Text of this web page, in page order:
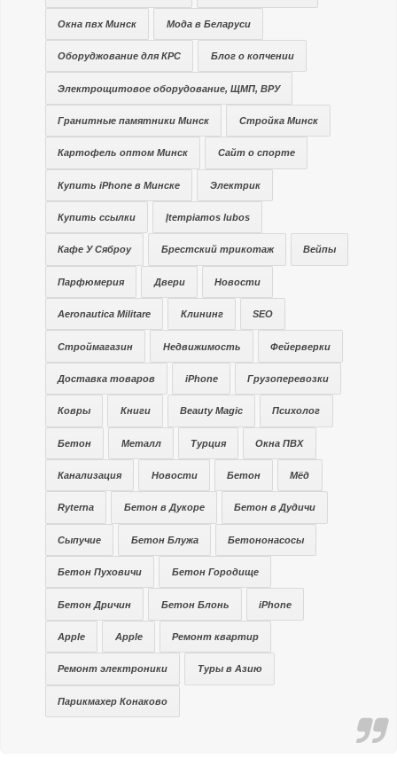
Окна пвх Минск Мода в Беларуси
Оборуджование для КРС Блог о копчении
Электрощитовое оборудование, ЩМП, ВРУ
Гранитные памятники Минск Стройка Минск
Картофель оптом Минск Сайт о спорте
Купить iPhone в Минске Электрик
Купить ссылки Įtempiamos lubos
Кафе У Сяброу Брестский трикотаж Вейпы
Парфюмерия Двери Новости
Aeronautica Militare Клининг SEO
Строймагазин Недвижимость Фейерверки
Доставка товаров iPhone Грузоперевозки
Ковры Книги Beauty Magic Психолог
Бетон Металл Турция Окна ПВХ
Канализация Новости Бетон Мёд
Ryterna Бетон в Дукоре Бетон в Дудичи
Сыпучие Бетон Блужа Бетононасосы
Бетон Пуховичи Бетон Городище
Бетон Дричин Бетон Блонь iPhone
Apple Apple Ремонт квартир
Ремонт электроники Туры в Азию
Парикмахер Конаково